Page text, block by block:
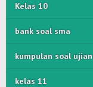
Kelas 10
bank soal sma
kumpulan soal ujian
kelas 11